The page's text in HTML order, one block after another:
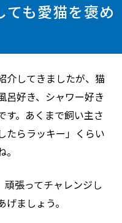
ても愛猫を褒め
介してきましたが、猫
呂好き、シャワー好き
す。あくまで飼い主さ
たらラッキー」くらい
頑張ってチャレンジし
ましょう。